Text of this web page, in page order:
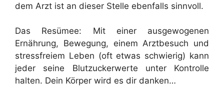
dem Arzt ist an dieser Stelle ebenfalls sinnvoll.
Das Resümee: Mit einer ausgewogenen
Ernährung, Bewegung, einem Arztbesuch und
stressfreiem Leben (oft etwas schwierig) kann
jeder seine Blutzuckerwerte unter Kontrolle
halten. Dein Körper wird es dir danken…